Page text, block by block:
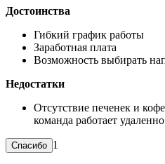
Достоинства
Гибкий график работы
Заработная плата
Возможность выбирать
Недостатки
Отсутствие печенек и
команда работает
1